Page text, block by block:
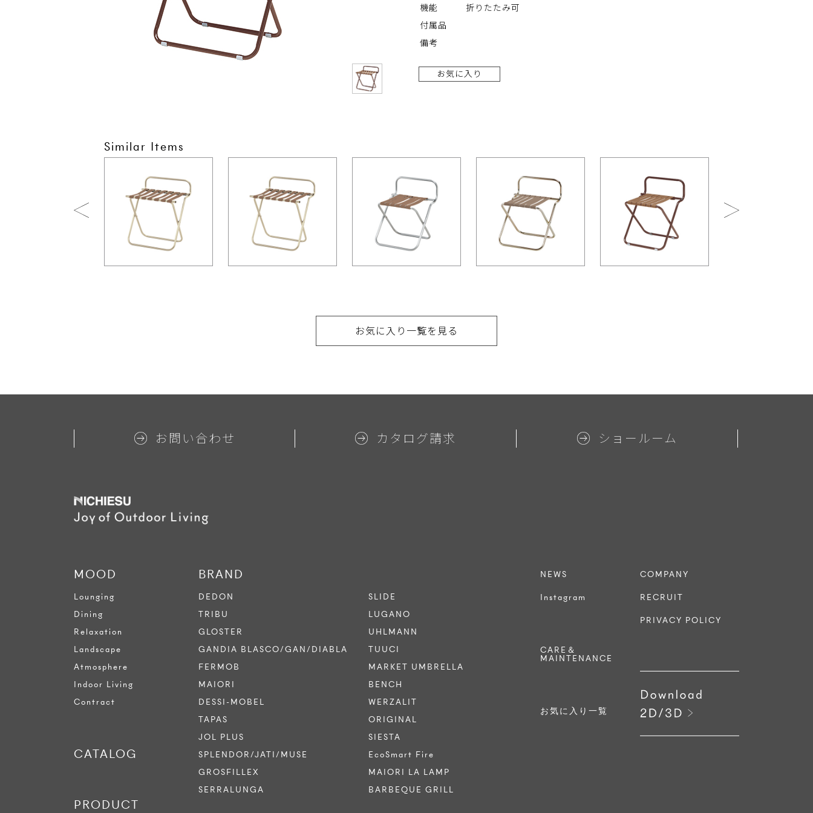
機能
折りたたみ可
付属品
備考
お気に入り
Similar Items
お気に入り一覧を見る
お問い合わせ カタログ請求 ショールーム
MOOD
Lounging
Dining
Relaxation
Landscape
Atmosphere
Indoor Living
Contract
CATALOG
PRODUCT
BRAND
DEDON
TRIBU
GLOSTER
GANDIA BLASCO/GAN/DIABLA
FERMOB
MAIORI
DESSI-MOBEL
TAPAS
JOL PLUS
SPLENDOR/JATI/MUSE
GROSFILLEX
SERRALUNGA
SLIDE
LUGANO
UHLMANN
TUUCI
MARKET UMBRELLA
BENCH
WERZALIT
ORIGINAL
SIESTA
EcoSmart Fire
MAIORI LA LAMP
BARBEQUE GRILL
NEWS
Instagram
CARE＆
MAINTENANCE
お気に入り一覧
COMPANY
RECRUIT
PRIVACY POLICY